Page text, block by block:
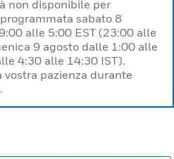
non disponibile per
sabato 8
alle 5:00 EST (23:00 alle
9 agosto dalle 1:00 alle
4:30 alle 14:30 IST).
vostra pazienza durante